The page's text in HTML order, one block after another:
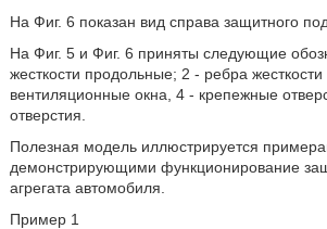
На Фиг. 6 показан вид справа защитного
На Фиг. 5 и Фиг. 6 приняты следующие
жесткости продольные; 2 - ребра
вентиляционные окна, 4 - крепежные
отверстия.
Полезная модель иллюстрируется
демонстрирующими функционирование
агрегата автомобиля.
Пример 1